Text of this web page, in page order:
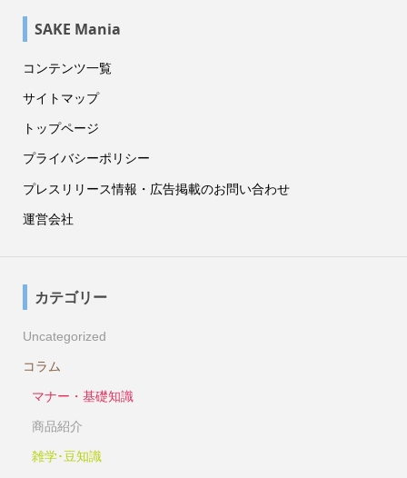
SAKE Mania
コンテンツ一覧
サイトマップ
トップページ
プライバシーポリシー
プレスリリース情報・広告掲載のお問い合わせ
運営会社
カテゴリー
Uncategorized
コラム
マナー・基礎知識
商品紹介
雑学･豆知識